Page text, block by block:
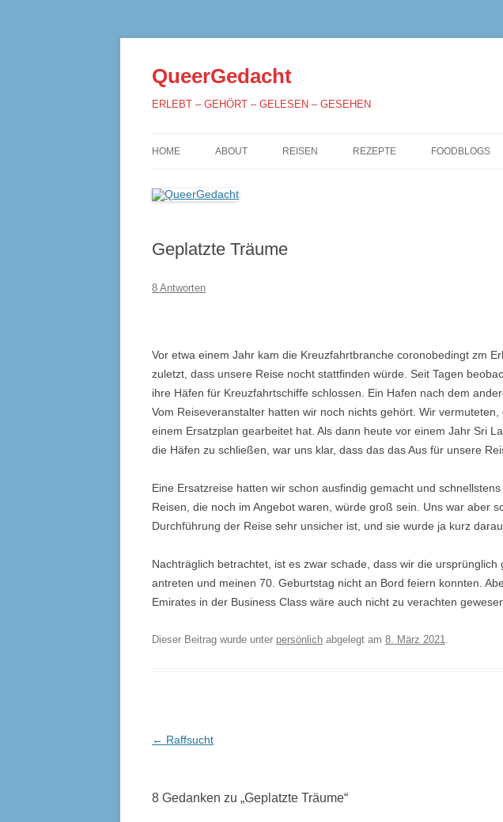
QueerGedacht
ERLEBT – GEHÖRT – GELESEN – GESEHEN
HOME ABOUT REISEN REZEPTE FOODBLOGS
Geplatzte Träume
8 Antworten
Vor etwa einem Jahr kam die Kreuzfahrtbranche coronobedingt zm
zuletzt, dass unsere Reise nocht stattfinden würde. Seit Tagen
ihre Häfen für Kreuzfahrtschiffe schlossen. Ein Hafen nach dem
Vom Reiseveranstalter hatten wir noch nichts gehört. Wir
einem Ersatzplan gearbeitet hat. Als dann heute vor einem Jahr Sri
die Häfen zu schließen, war uns klar, dass das das Aus für unsere
Eine Ersatzreise hatten wir schon ausfindig gemacht und
Reisen, die noch im Angebot waren, würde groß sein. Uns war aber
Durchführung der Reise sehr unsicher ist, und sie wurde ja kurz
Nachträglich betrachtet, ist es zwar schade, dass wir die ursprünglich
antreten und meinen 70. Geburtstag nicht an Bord feiern konnten.
Emirates in der Business Class wäre auch nicht zu verachten
Dieser Beitrag wurde unter persönlich abgelegt am 8. März 2021.
Beitrags-
← Raffsucht
8 Gedanken zu „Geplatzte Träume“